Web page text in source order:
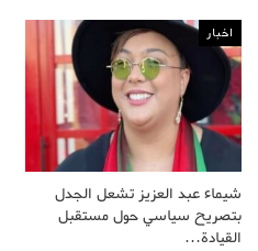
اخبار
شيماء عبد العزيز تشعل الجدل
بتصريح سياسي حول مستقبل
القيادة…